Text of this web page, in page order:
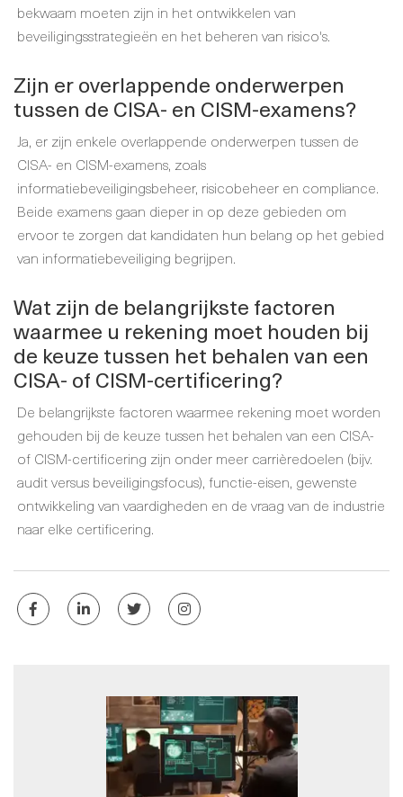
bekwaam moeten zijn in het ontwikkelen van
beveiligingsstrategieën en het beheren van risico's.
Zijn er overlappende onderwerpen
tussen de CISA- en CISM-examens?
Ja, er zijn enkele overlappende onderwerpen tussen de
CISA- en CISM-examens, zoals
informatiebeveiligingsbeheer, risicobeheer en compliance.
Beide examens gaan dieper in op deze gebieden om
ervoor te zorgen dat kandidaten hun belang op het gebied
van informatiebeveiliging begrijpen.
Wat zijn de belangrijkste factoren
waarmee u rekening moet houden bij
de keuze tussen het behalen van een
CISA- of CISM-certificering?
De belangrijkste factoren waarmee rekening moet worden
gehouden bij de keuze tussen het behalen van een CISA-
of CISM-certificering zijn onder meer carrièredoelen (bijv.
audit versus beveiligingsfocus), functie-eisen, gewenste
ontwikkeling van vaardigheden en de vraag van de industrie
naar elke certificering.